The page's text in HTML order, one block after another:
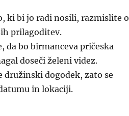
ki bi jo radi nosili, razmislite o
prilagoditev.
da bo birmanceva pričeska
doseči želeni videz.
družinski dogodek, zato se
in lokaciji.